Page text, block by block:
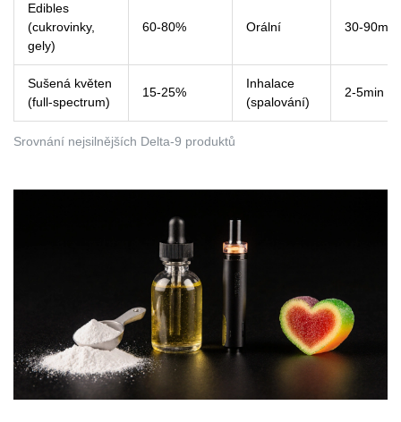
Srovnání nejsilnějších Delta‑9 produktů
Edibles
(cukrovinky,
gely)
60-80% Orální 30-90min
Sušená květen
(full‑spectrum)
15-25%
Inhalace
(spalování)
2-5min